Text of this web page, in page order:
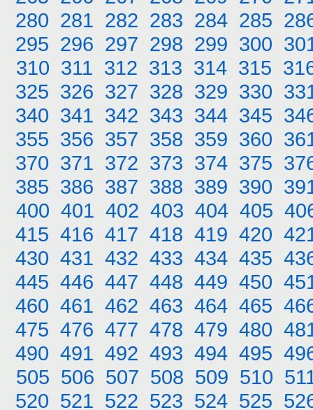
280 281 282 283 284 285
295 296 297 298 299 300
310 311 312 313 314 315
325 326 327 328 329 330
340 341 342 343 344 345
355 356 357 358 359 360
370 371 372 373 374 375
385 386 387 388 389 390
400 401 402 403 404 405
415 416 417 418 419 420
430 431 432 433 434 435
445 446 447 448 449 450
460 461 462 463 464 465
475 476 477 478 479 480
490 491 492 493 494 495
505 506 507 508 509 510
520 521 522 523 524 525